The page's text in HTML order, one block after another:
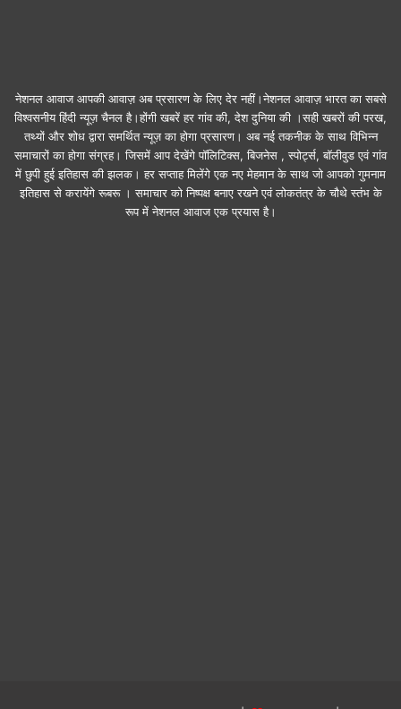
नेशनल आवाज आपकी आवाज़ अब प्रसारण के लिए देर नहीं।नेशनल आवाज़ भारत का सबसे
विश्वसनीय हिंदी न्यूज़ चैनल है।होंगी खबरें हर गांव की, देश दुनिया की ।सही खबरों की परख,
तथ्यों और शोध द्वारा समर्थित न्यूज़ का होगा प्रसारण। अब नई तकनीक के साथ विभिन्न
समाचारों का होगा संग्रह। जिसमें आप देखेंगे पॉलिटिक्स, बिजनेस , स्पोर्ट्स, बॉलीवुड एवं गांव
में छुपी हुई इतिहास की झलक। हर सप्ताह मिलेंगे एक नए मेहमान के साथ जो आपको गुमनाम
इतिहास से करायेंगे रूबरू । समाचार को निष्पक्ष बनाए रखने एवं लोकतंत्र के चौथे स्तंभ के
रूप में नेशनल आवाज एक प्रयास है।